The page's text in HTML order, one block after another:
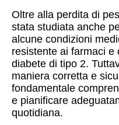
Oltre alla perdita di
stata studiata anche
alcune condizioni
resistente ai farmaci e
diabete di tipo 2.
maniera corretta e
fondamentale
e pianificare
quotidiana.